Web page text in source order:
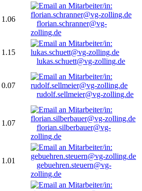
1.06
florian.schranner@vg-
zolling.de
1.15
lukas.schuett@vg-zolling.de
0.07
rudolf.sellmeier@vg-zolling.de
1.07
florian.silberbauer@vg-
zolling.de
1.01
gebuehren.steuern@vg-
zolling.de